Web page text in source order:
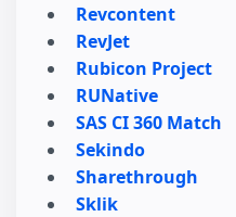
Revcontent
RevJet
Rubicon Project
RUNative
SAS CI 360 Match
Sekindo
Sharethrough
Sklik